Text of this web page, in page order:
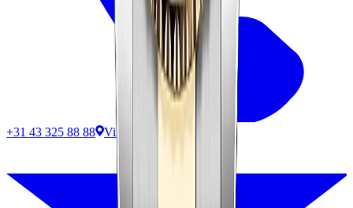
+31 43 325 88 88 Vind ons